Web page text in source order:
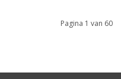
Pagina 1 van 60